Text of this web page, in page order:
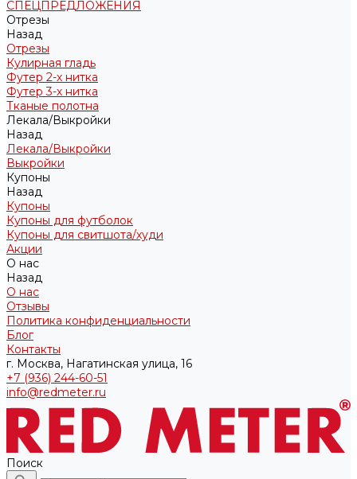
СПЕЦПРЕДЛОЖЕНИЯ
Отрезы
Назад
Отрезы
Кулирная гладь
Футер 2-х нитка
Футер 3-х нитка
Тканые полотна
Лекала/Выкройки
Назад
Лекала/Выкройки
Выкройки
Купоны
Назад
Купоны
Купоны для футболок
Купоны для свитшота/худи
Акции
О нас
Назад
О нас
Отзывы
Политика конфиденциальности
Блог
Контакты
г. Москва, Нагатинская улица, 16
+7 (936) 244-60-51
info@redmeter.ru
Поиск